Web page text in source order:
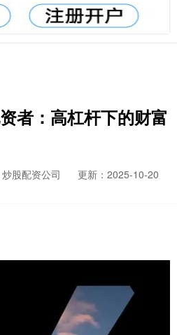
者：高杠杆下的财富
股配资公司
更新：2025-10-20